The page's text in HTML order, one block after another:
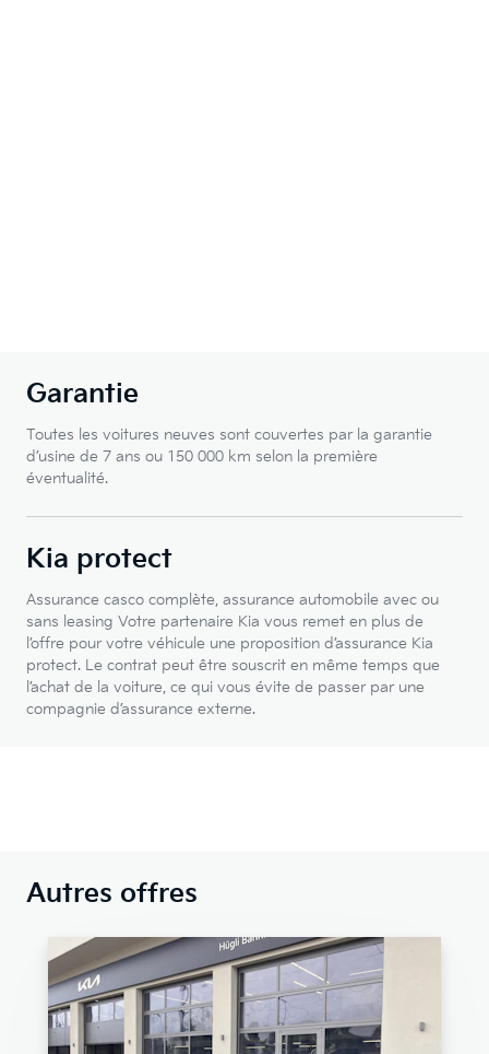
Garantie
Toutes les voitures neuves sont couvertes par la garantie
d’usine de 7 ans ou 150 000 km selon la première
éventualité.
Kia protect
Assurance casco complète, assurance automobile avec ou
sans leasing Votre partenaire Kia vous remet en plus de
l’offre pour votre véhicule une proposition d’assurance Kia
protect. Le contrat peut être souscrit en même temps que
l’achat de la voiture, ce qui vous évite de passer par une
compagnie d’assurance externe.
Autres offres